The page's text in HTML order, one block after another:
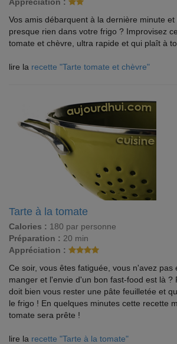
Vos amis débarquent à la dernière minute et
presque rien dans votre frigo ? Improvisez
tomate et chèvre, ultra rapide et qui plaît à
lire la recette "Tarte tomate et chèvre"
Tarte à la tomate
Calories : 180 par personne
Préparation : 20 min
Appréciation :
Ce soir, vous êtes fatiguée, vous n'avez pas
manger et l'envie d'un bon fast-food est là ?
doit bien vous rester une pâte feuilletée et
le frigo ! En quelques minutes cette recette
tomate sera prête !
lire la recette "Tarte à la tomate"